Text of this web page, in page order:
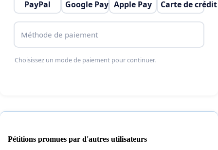
PayPal Google Pay Apple Pay Carte de crédit
Méthode de paiement
Choisissez un mode de paiement pour continuer.
Pétitions promues par d'autres utilisateurs